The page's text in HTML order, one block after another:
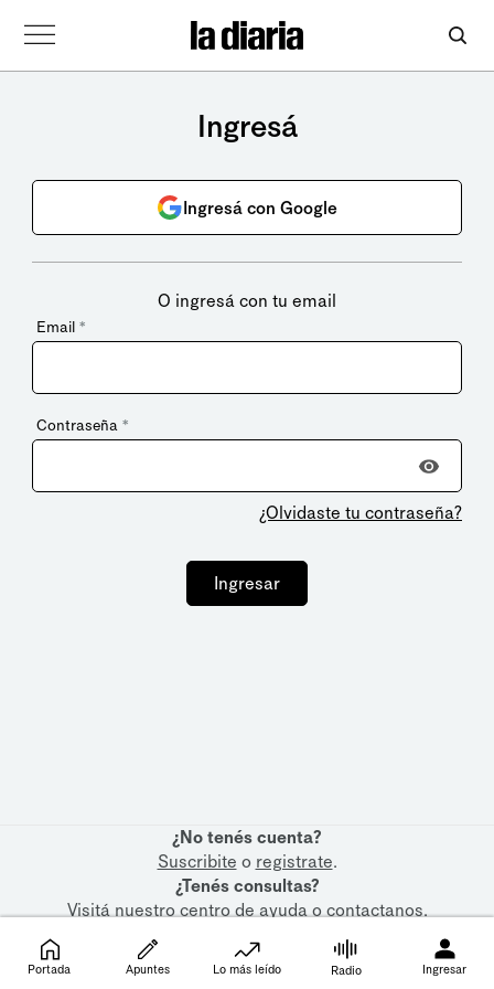
Ingresá
Ingresá con Google
O ingresá con tu email
Email *
Contraseña *
¿Olvidaste tu contraseña?
Ingresar
¿No tenés cuenta?
Suscribite o registrate.
¿Tenés consultas?
Visitá nuestrocentro de ayudaocontactanos.
Portada Apuntes Lo más leído Radio Ingresar